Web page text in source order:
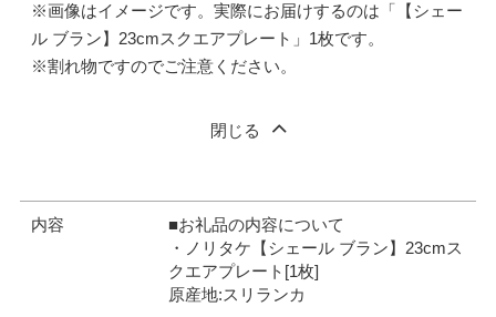
※画像はイメージです。実際にお届けするのは「【シェー
ル ブラン】23cmスクエアプレート」1枚です。
※割れ物ですのでご注意ください。
閉じる
内容
■お礼品の内容について
・ノリタケ【シェール ブラン】23cmス
クエアプレート[1枚]
原産地:スリランカ